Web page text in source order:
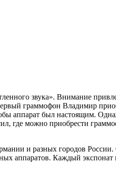
звука». Внимание
граммофон Владимир
аппарат был настоящим.
где можно приобрести
и разных городов России.
аппаратов. Каждый экспонат